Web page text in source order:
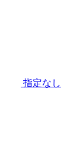
指定なし